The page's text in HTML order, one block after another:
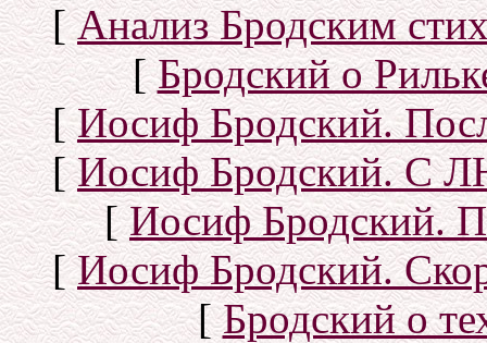
[Анализ Бродским
[Бродский о
[Иосиф Бродский.
[Иосиф Бродский. С
[Иосиф Бродский.
[Иосиф Бродский.
[Бродский о